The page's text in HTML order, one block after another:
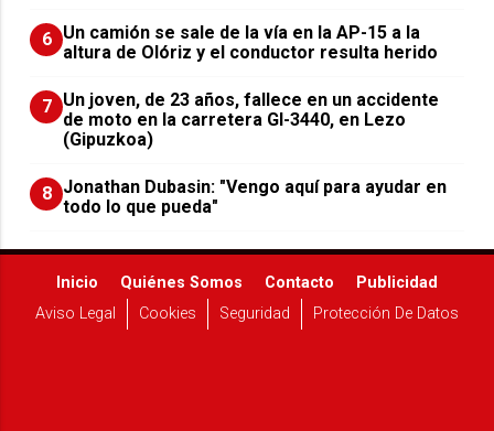
6 Un camión se sale de la vía en la AP-15 a la
altura de Olóriz y el conductor resulta herido
7 Un joven, de 23 años, fallece en un accidente
de moto en la carretera GI-3440, en Lezo
(Gipuzkoa)
8 Jonathan Dubasin: "Vengo aquí para ayudar en
todo lo que pueda"
Inicio Quiénes Somos Contacto
Publicidad
Aviso Legal
Cookies Seguridad Protección De Datos